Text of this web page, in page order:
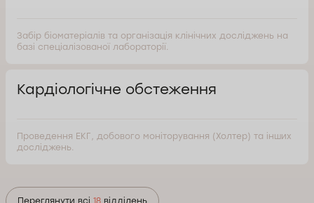
Забір біоматеріалів та організація клінічних досліджень на
базі спеціалізованої лабораторії.
Кардіологічне обстеження
Проведення ЕКГ, добового моніторування (Холтер) та інших
досліджень.
Переглянути всі 18 відділень